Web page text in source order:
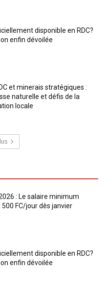
disponible en RDC?
enfin dévoilée
et minerais stratégiques :
naturelle et défis de la
locale
: Le salaire minimum
500 FC/jour dès janvier
disponible en RDC?
enfin dévoilée